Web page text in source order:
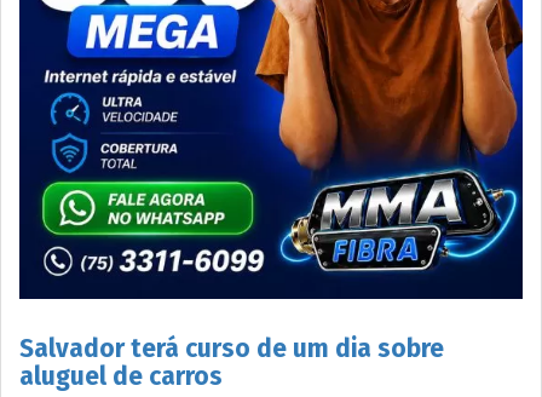
Salvador terá curso de um dia sobre
aluguel de carros